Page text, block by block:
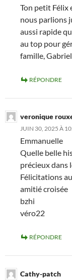
Ton petit Félix
nous parlions
aussi rapide
au top pour
famille,
RÉPONDRE
veronique
JUIN 30, 2025 À
Emmanuelle
Quelle belle
précieux dans
Félicitations
amitié croisée
bzhi
véro22
RÉPONDRE
Cathy-patch